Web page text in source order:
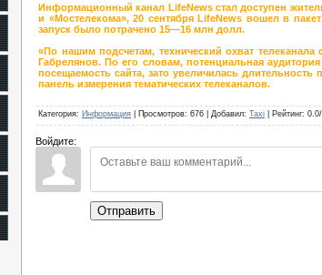
Информационный канал LifeNews стал доступен
и «Мостелекома», 20 сентября LifeNews вошел в
запуск было потрачено 15—16 млн долл.
«По нашим подсчетам, технический охват
Габрелянов. По его словам, потенциальная
посещаемость сайта, зато увеличилась
панель измерения тематических телеканалов.
Категория: Информация Просмотров: 676 Добавил: Taxi Рейтинг: 0.0/
Войдите:
Отправить